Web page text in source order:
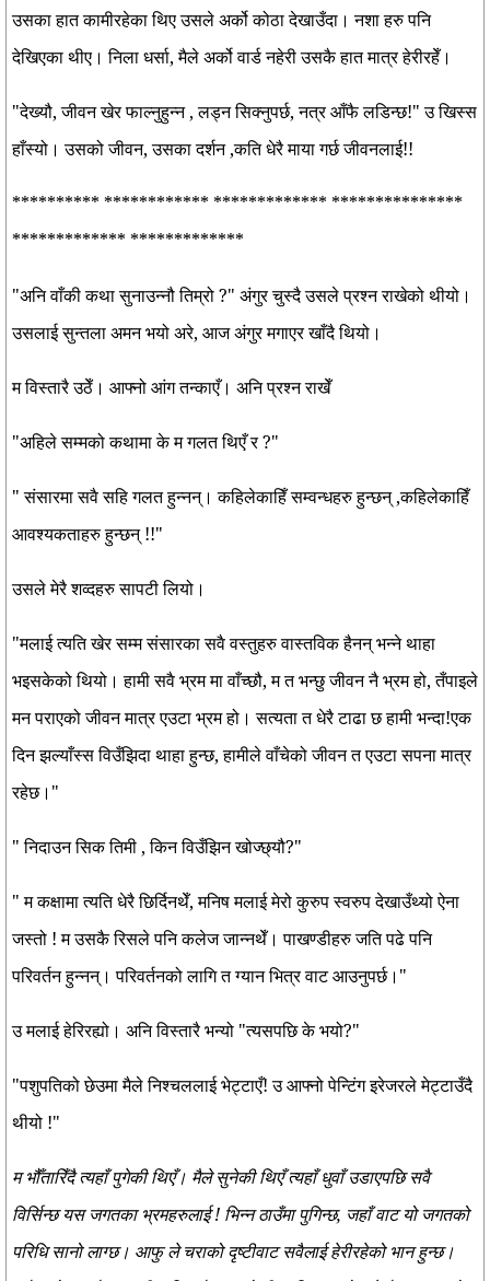
उसका हात कामीरहेका थिए उसले अर्को कोठा देखाउँदा। नशा हरु पनि
देखिएका थीए। निला धर्सा, मैले अर्को वार्ड नहेरी उसकै हात मात्र हेरीरहेँ।
"देख्यौ, जीवन खेर फाल्नुहुन्न , लड्न सिक्नुपर्छ, नत्र आँफै लडिन्छ!" उ खिस्स
हाँस्यो। उसको जीवन, उसका दर्शन ,कति धेरै माया गर्छ जीवनलाई!!
********** ************ ************* ***************
************* *************
"अनि वाँकी कथा सुनाउन्नौ तिम्रो ?" अंगुर चुस्दै उसले प्रश्न राखेको थीयो।
उसलाई सुन्तला अमन भयो अरे, आज अंगुर मगाएर खाँदै थियो।
म विस्तारै उठेँ। आफ्नो आंग तन्काएँ। अनि प्रश्न राखेँ
"अहिले सम्मको कथामा के म गलत थिएँ र ?"
" संसारमा सवै सहि गलत हुन्नन्। कहिलेकाहिँ सम्वन्धहरु हुन्छन् ,कहिलेकाहिँ
आवश्यकताहरु हुन्छन् !!"
उसले मेरै शव्दहरु सापटी लियो।
"मलाई त्यति खेर सम्म संसारका सवै वस्तुहरु वास्तविक हैनन् भन्ने थाहा
भइसकेको थियो। हामी सवै भ्रम मा वाँच्छौ, म त भन्छु जीवन नै भ्रम हो, तँपाइले
मन पराएको जीवन मात्र एउटा भ्रम हो। सत्यता त धेरै टाढा छ हामी भन्दा!एक
दिन झल्याँस्स विउँझिदा थाहा हुन्छ, हामीले वाँचेको जीवन त एउटा सपना मात्र
रहेछ।"
" निदाउन सिक तिमी , किन विउँझिन खोज्छ्यौ?"
" म कक्षामा त्यति धेरै छिर्दिनथेँ, मनिष मलाई मेरो कुरुप स्वरुप देखाउँथ्यो ऐना
जस्तो ! म उसकै रिसले पनि कलेज जान्नथेँ। पाखण्डीहरु जति पढे पनि
परिवर्तन हुन्नन्। परिवर्तनको लागि त ग्यान भित्र वाट आउनुपर्छ।"
उ मलाई हेरिरह्यो। अनि विस्तारै भन्यो "त्यसपछि के भयो?"
"पशुपतिको छेउमा मैले निश्चललाई भेट्टाएँ! उ आफ्नो पेन्टिंग इरेजरले मेट्टाउँदै
थीयो !"
म भौँतारिँदै त्यहाँ पुगेकी थिएँ। मैले सुनेकी थिएँ त्यहाँ धुवाँ उडाएपछि सवै
विर्सिन्छ यस जगतका भ्रमहरुलाई ! भिन्न ठाउँमा पुगिन्छ, जहाँ वाट यो जगतको
परिधि सानो लाग्छ। आफु ले चराको दृष्टीवाट सवैलाई हेरीरहेको भान हुन्छ।